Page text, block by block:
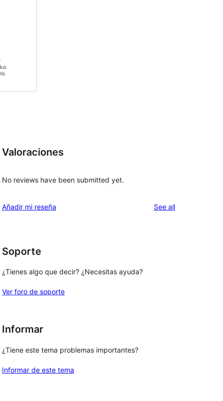
Valoraciones
No reviews have been submitted yet.
Añadir mi reseña See allreviews
Soporte
¿Tienes algo que decir? ¿Necesitas ayuda?
Ver foro de soporte
Informar
¿Tiene este tema problemas importantes?
Informar de este tema